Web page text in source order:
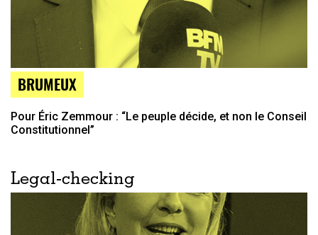
BRUMEUX
Pour Éric Zemmour : “Le peuple décide, et non le Conseil
Constitutionnel”
Legal-checking